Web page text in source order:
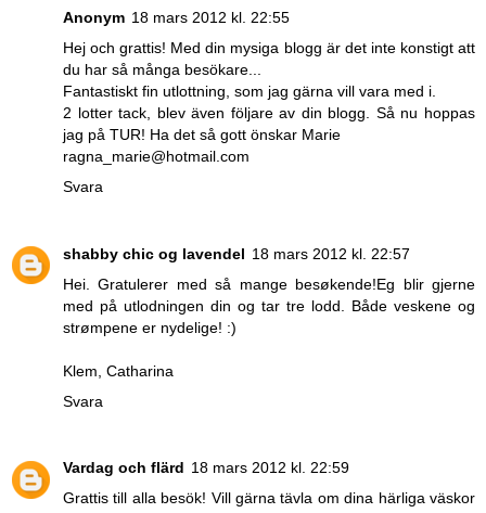
Anonym 18 mars 2012 kl. 22:55
Hej och grattis! Med din mysiga blogg är det inte konstigt att
du har så många besökare...
Fantastiskt fin utlottning, som jag gärna vill vara med i.
2 lotter tack, blev även följare av din blogg. Så nu hoppas
jag på TUR! Ha det så gott önskar Marie
ragna_marie@hotmail.com
Svara
shabby chic og lavendel 18 mars 2012 kl. 22:57
Hei. Gratulerer med så mange besøkende!Eg blir gjerne
med på utlodningen din og tar tre lodd. Både veskene og
strømpene er nydelige! :)
Klem, Catharina
Svara
Vardag och flärd 18 mars 2012 kl. 22:59
Grattis till alla besök! Vill gärna tävla om dina härliga väskor